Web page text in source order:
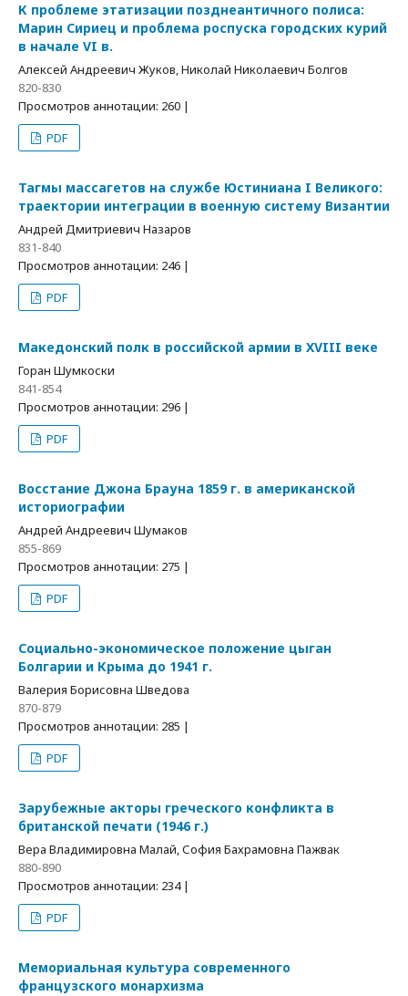
К проблеме этатизации позднеантичного полиса:
Марин Сириец и проблема роспуска городских курий
в начале VI в.
Алексей Андреевич Жуков, Николай Николаевич Болгов
820-830
Просмотров аннотации: 260 |
PDF
Тагмы массагетов на службе Юстиниана I Великого:
траектории интеграции в военную систему Византии
Андрей Дмитриевич Назаров
831-840
Просмотров аннотации: 246 |
PDF
Македонский полк в российской армии в XVIII веке
Горан Шумкоски
841-854
Просмотров аннотации: 296 |
PDF
Восстание Джона Брауна 1859 г. в американской
историографии
Андрей Андреевич Шумаков
855-869
Просмотров аннотации: 275 |
PDF
Социально-экономическое положение цыган
Болгарии и Крыма до 1941 г.
Валерия Борисовна Шведова
870-879
Просмотров аннотации: 285 |
PDF
Зарубежные акторы греческого конфликта в
британской печати (1946 г.)
Вера Владимировна Малай, София Бахрамовна Пажвак
880-890
Просмотров аннотации: 234 |
PDF
Мемориальная культура современного
французского монархизма